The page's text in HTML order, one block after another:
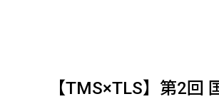
【TMS×TLS】第2